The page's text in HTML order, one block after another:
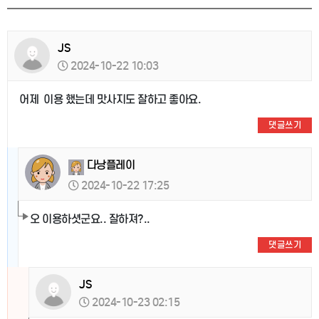
JS
2024-10-22 10:03
어제 이용 했는데 맛사지도 잘하고 좋아요.
댓글쓰기
다낭플레이
2024-10-22 17:25
오 이용하셧군요.. 잘하져?..
댓글쓰기
JS
2024-10-23 02:15